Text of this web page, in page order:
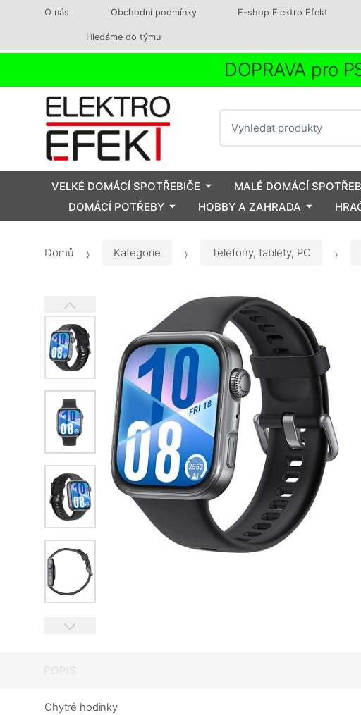
O nás Obchodní podmínky E-shop Elektro Efekt
Hledáme do týmu
DOPRAVA pro
VELKÉ DOMÁCÍ SPOTŘEBIČE MALÉ DOMÁCÍ
DOMÁCÍ POTŘEBY
HOBBY A ZAHRADA
Domů Kategorie Telefony, tablety, PC
Chytré hodinky